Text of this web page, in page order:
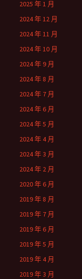
2025 年 1 月
2024 年 12 月
2024 年 11 月
2024 年 10 月
2024 年 9 月
2024 年 8 月
2024 年 7 月
2024 年 6 月
2024 年 5 月
2024 年 4 月
2024 年 3 月
2024 年 2 月
2020 年 6 月
2019 年 8 月
2019 年 7 月
2019 年 6 月
2019 年 5 月
2019 年 4 月
2019 年 3 月